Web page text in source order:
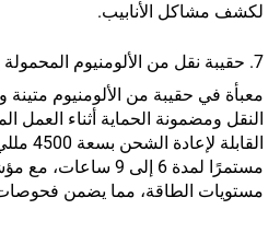
لكشف مشاكل الأنابيب.
7. حقيبة نقل من الألومنيوم المحمولة وعمر بطارية طويل
معبأة في حقيبة من الألومنيوم متينة
النقل ومضمونة الحماية أثناء العمل
مستمرًا لمدة 6 إلى 9
مستويات الطاقة، مما يضمن